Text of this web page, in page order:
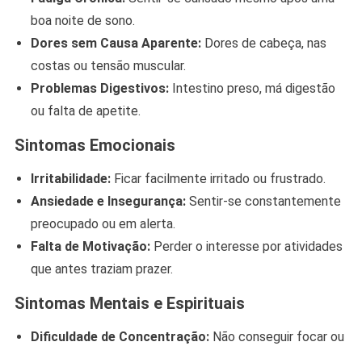
boa noite de sono.
Dores sem Causa Aparente:Dores de cabeça, nas
costas ou tensão muscular.
Problemas Digestivos:Intestino preso, má digestão
ou falta de apetite.
Sintomas Emocionais
Irritabilidade:Ficar facilmente irritado ou frustrado.
Ansiedade e Insegurança:Sentir-se constantemente
preocupado ou em alerta.
Falta de Motivação:Perder o interesse por atividades
que antes traziam prazer.
Sintomas Mentais e Espirituais
Dificuldade de Concentração:Não conseguir focar ou